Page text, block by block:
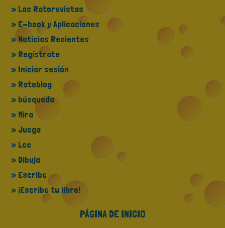
» Las Ratorevistas
» E-book y Aplicaciones
» Noticias Recientes
» Regístrate
» Iniciar sesión
» Ratoblog
» búsqueda
» Mira
» Juega
» Lee
» Dibuja
» Escribe
» ¡Escribe tu libro!
PÁGINA DE INICIO